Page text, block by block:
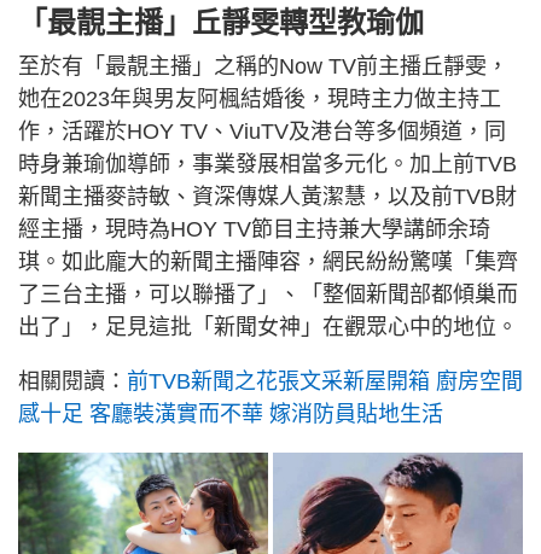
「最靚主播」丘靜雯轉型教瑜伽
至於有「最靚主播」之稱的Now TV前主播丘靜雯，
她在2023年與男友阿楓結婚後，現時主力做主持工
作，活躍於HOY TV、ViuTV及港台等多個頻道，同
時身兼瑜伽導師，事業發展相當多元化。加上前TVB
新聞主播麥詩敏、資深傳媒人黃潔慧，以及前TVB財
經主播，現時為HOY TV節目主持兼大學講師余琦
琪。如此龐大的新聞主播陣容，網民紛紛驚嘆「集齊
了三台主播，可以聯播了」、「整個新聞部都傾巢而
出了」，足見這批「新聞女神」在觀眾心中的地位。
相關閱讀： 前TVB新聞之花張文采新屋開箱 廚房空間
感十足 客廳裝潢實而不華 嫁消防員貼地生活